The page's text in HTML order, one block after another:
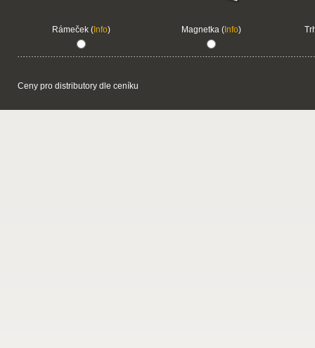
Rámeček (Info) Magnetka (Info)
Ceny pro distributory dle ceníku